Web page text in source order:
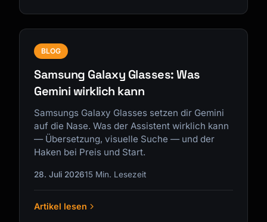
BLOG
Samsung Galaxy Glasses: Was
Gemini wirklich kann
Samsungs Galaxy Glasses setzen dir Gemini
auf die Nase. Was der Assistent wirklich kann
— Übersetzung, visuelle Suche — und der
Haken bei Preis und Start.
28. Juli 202615 Min. Lesezeit
Artikel lesen